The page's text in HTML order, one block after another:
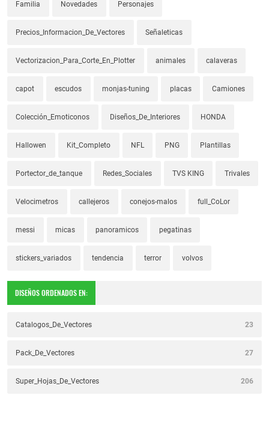
Familia Novedades Personajes
Precios_Informacion_De_Vectores Señaleticas
Vectorizacion_Para_Corte_En_Plotter animales calaveras
capot escudos monjas-tuning placas Camiones
Colección_Emoticonos Diseños_De_Interiores HONDA
Hallowen Kit_Completo NFL PNG Plantillas
Portector_de_tanque Redes_Sociales TVS KING Trivales
Velocimetros callejeros conejos-malos full_CoLor
messi micas panoramicos pegatinas
stickers_variados tendencia terror volvos
DISEÑOS ORDENADOS EN:
Catalogos_De_Vectores 23
Pack_De_Vectores 27
Super_Hojas_De_Vectores 206